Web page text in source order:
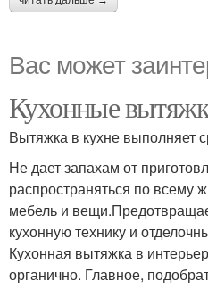
Вас может
Кухонные
Вытяжка в кухне выполняет
Не дает запахам от
распространяться по всему
мебель и
кухонную технику и
Кухонная вытяжка в
органично. Главное,